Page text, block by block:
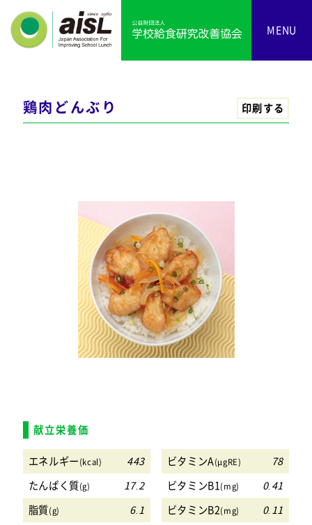
MENU
鶏肉どんぶり 印刷する
献立栄養価
エネルギー(kcal) 443 ビタミンA(μgRE)
78
たんぱく質(g) 17.2 ビタミンB1(mg)
0.41
脂質(g) 6.1 ビタミンB2(mg)
0.11